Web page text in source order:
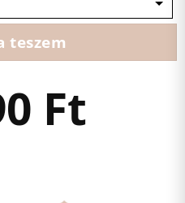
teszem
Ft